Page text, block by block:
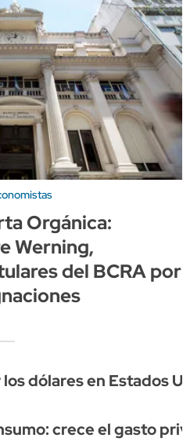
Orgánica:
Werning,
del BCRA por
dólares en Estados
crece el gasto